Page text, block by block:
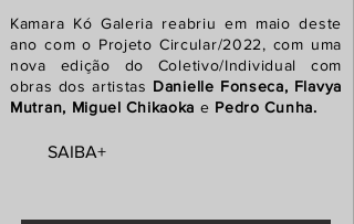
Kamara Kó Galeria reabriu em maio deste
ano com o Projeto Circular/2022, com uma
nova edição do Coletivo/Individual com
obras dos artistas Danielle Fonseca, Flavya
Mutran, Miguel Chikaoka e Pedro Cunha.
SAIBA+